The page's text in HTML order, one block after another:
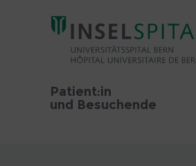
Patient:in
und Besuchende